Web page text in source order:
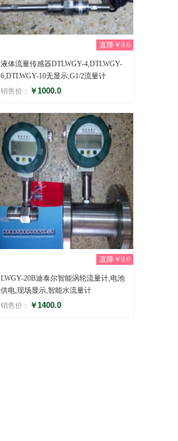
直降￥0.0
液体流量传感器DTLWGY-4,DTLWGY-
6,DTLWGY-10无显示,G1/2流量计
销售价： ￥1000.0
评分
(0)
直降￥0.0
LWGY-20B迪泰尔智能涡轮流量计,电池
供电,现场显示,智能水流量计
销售价： ￥1400.0